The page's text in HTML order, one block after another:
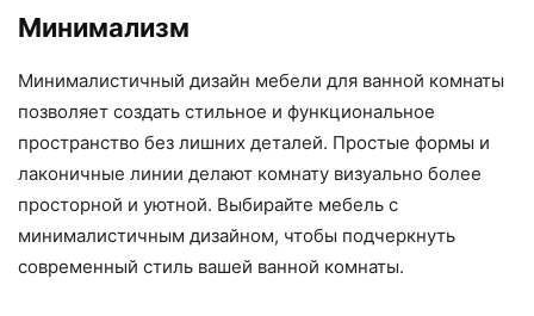
Минимализм
Минималистичный дизайн мебели для ванной комнаты
позволяет создать стильное и функциональное
пространство без лишних деталей. Простые формы и
лаконичные линии делают комнату визуально более
просторной и уютной. Выбирайте мебель с
минималистичным дизайном, чтобы подчеркнуть
современный стиль вашей ванной комнаты.